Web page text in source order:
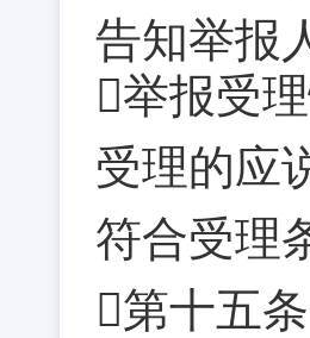
告知举报
举报受
受理的应
符合受理
第十五条